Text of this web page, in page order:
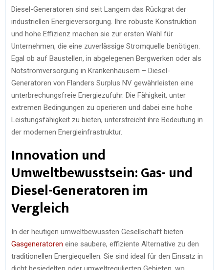
Diesel-Generatoren sind seit Langem das Rückgrat der
industriellen Energieversorgung. Ihre robuste Konstruktion
und hohe Effizienz machen sie zur ersten Wahl für
Unternehmen, die eine zuverlässige Stromquelle benötigen.
Egal ob auf Baustellen, in abgelegenen Bergwerken oder als
Notstromversorgung in Krankenhäusern – Diesel-
Generatoren von Flanders Surplus NV gewährleisten eine
unterbrechungsfreie Energiezufuhr. Die Fähigkeit, unter
extremen Bedingungen zu operieren und dabei eine hohe
Leistungsfähigkeit zu bieten, unterstreicht ihre Bedeutung in
der modernen Energieinfrastruktur.
Innovation und
Umweltbewusstsein: Gas- und
Diesel-Generatoren im
Vergleich
In der heutigen umweltbewussten Gesellschaft bieten
Gasgeneratoren eine saubere, effiziente Alternative zu den
traditionellen Energiequellen. Sie sind ideal für den Einsatz in